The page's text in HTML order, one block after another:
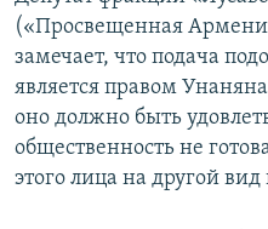
(«Просвещенная
замечает, что подача
является правом
оно должно быть
общественность не
этого лица на другой